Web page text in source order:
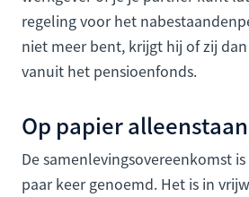
regeling voor het
niet meer bent, krijgt hij of zij
vanuit het pensioenfonds.
Op papier
De samenlevingsovereenkomst
paar keer genoemd. Het is in